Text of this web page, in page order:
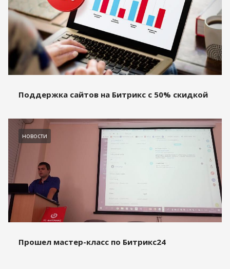
Поддержка сайтов на Битрикс с 50% скидкой
новости
Прошел мастер-класс по Битрикс24